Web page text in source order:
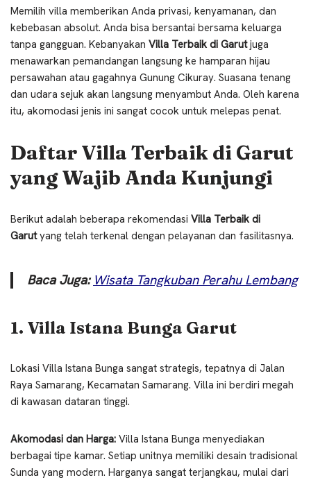
Memilih villa memberikan Anda privasi, kenyamanan, dan
kebebasan absolut. Anda bisa bersantai bersama keluarga
tanpa gangguan. Kebanyakan Villa Terbaik di Garutjuga
menawarkan pemandangan langsung ke hamparan hijau
persawahan atau gagahnya Gunung Cikuray. Suasana tenang
dan udara sejuk akan langsung menyambut Anda. Oleh karena
itu, akomodasi jenis ini sangat cocok untuk melepas penat.
Daftar Villa Terbaik di Garut
yang Wajib Anda Kunjungi
Berikut adalah beberapa rekomendasi Villa Terbaik di
Garutyang telah terkenal dengan pelayanan dan fasilitasnya.
Baca Juga: Wisata Tangkuban Perahu Lembang
1. Villa Istana Bunga Garut
Lokasi Villa Istana Bunga sangat strategis, tepatnya di Jalan
Raya Samarang, Kecamatan Samarang. Villa ini berdiri megah
di kawasan dataran tinggi.
Akomodasi dan Harga: Villa Istana Bunga menyediakan
berbagai tipe kamar. Setiap unitnya memiliki desain tradisional
Sunda yang modern. Harganya sangat terjangkau, mulai dari